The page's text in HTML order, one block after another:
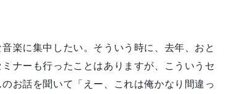
楽に集中したい。そういう時に、去年、おと
ナーも行ったことはありますが、こういうセ
お話を聞いて「えー、これは俺かなり間違っ